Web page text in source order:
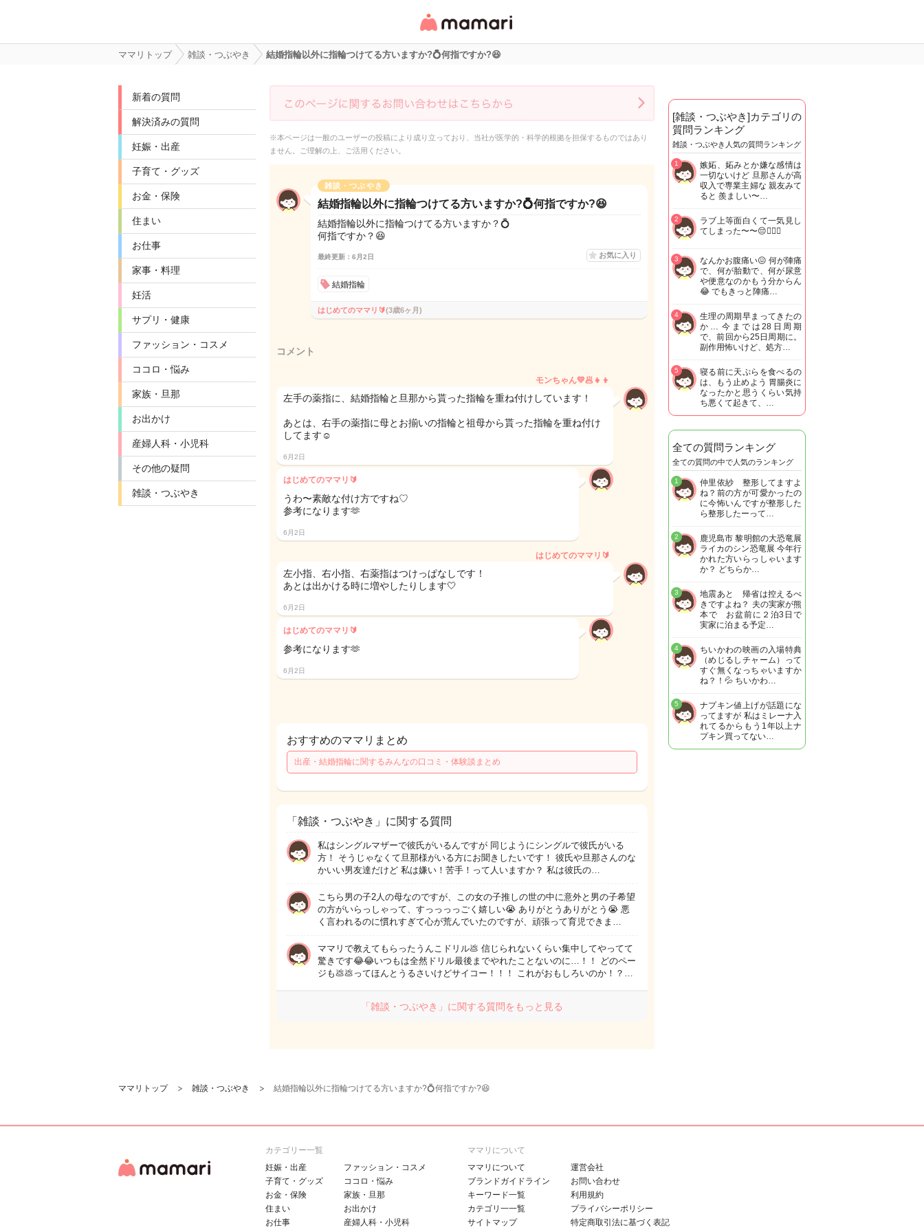
リ・情報サイト
ママリトップ 雑談・つぶやき 結婚指輪以外に指輪つけてる方いますか?💍何指ですか?😆
新着の質問
解決済みの質問
妊娠・出産
子育て・グッズ
お金・保険
住まい
お仕事
家事・料理
妊活
サプリ・健康
ファッション・コスメ
ココロ・悩み
家族・旦那
お出かけ
産婦人科・小児科
その他の疑問
雑談・つぶやき
※本ページは一般のユーザーの投稿により成り立っており、当社が医学的・科学的根拠を担保するものではあり
ません。ご理解の上、ご活用ください。
雑談・つぶやき
結婚指輪以外に指輪つけてる方いますか?💍何指ですか?😆
結婚指輪以外に指輪つけてる方いますか？💍
何指ですか？😆
最終更新：6月2日 お気に入り
結婚指輪
はじめてのママリ🔰(3歳6ヶ月)
コメント
モンちゃん💛🥟👧👦
左手の薬指に、結婚指輪と旦那から貰った指輪を重ね付けしています！
あとは、右手の薬指に母とお揃いの指輪と祖母から貰った指輪を重ね付け
してます☺️
6月2日
はじめてのママリ🔰
うわ〜素敵な付け方ですね♡
参考になります🫶
6月2日
はじめてのママリ🔰
左小指、右小指、右薬指はつけっぱなしです！
あとは出かける時に増やしたりします‎🤍
6月2日
はじめてのママリ🔰
参考になります🫶
6月2日
おすすめのママリまとめ
出産・結婚指輪に関するみんなの口コミ・体験談まとめ
「雑談・つぶやき」に関する質問
私はシングルマザーで彼氏がいるんですが 同じようにシングルで彼氏がいる
方！ そうじゃなくて旦那様がいる方にお聞きしたいです！ 彼氏や旦那さんのな
かいい男友達だけど 私は嫌い！苦手！って人いますか？ 私は彼氏の…
こちら男の子2人の母なのですが、この女の子推しの世の中に意外と男の子希望
の方がいらっしゃって、すっっっっごく嬉しい😭 ありがとうありがとう😭 悪
く言われるのに慣れすぎて心が荒んでいたのですが、頑張って育児できま…
ママリで教えてもらったうんこドリル💩 信じられないくらい集中してやってて
驚きです😂😂いつもは全然ドリル最後までやれたことないのに…！！ どのペー
ジも💩💩ってほんとうるさいけどサイコー！！！ これがおもしろいのか！？…
「雑談・つぶやき」に関する質問をもっと見る
[雑談・つぶやき]カテゴリの
質問ランキング
雑談・つぶやき人気の質問ランキング
嫉妬、妬みとか嫌な感情は
一切ないけど 旦那さんが高
収入で専業主婦な 親友みて
ると 羨ましい〜…
1
ラブ上等面白くて一気見し
てしまった〜〜😔🫩🫶🏼
2
なんかお腹痛い😖 何が陣痛
で、何が胎動で、何が尿意
や便意なのかもう分からん
😂 でもきっと陣痛…
3
生理の周期早まってきたの
か… 今までは28日周期
で、前回から25日周期に。
副作用怖いけど、処方…
4
寝る前に天ぷらを食べるの
は、もう止めよう 胃腸炎に
なったかと思うくらい気持
ち悪くて起きて、…
5
全ての質問ランキング
全ての質問の中で人気のランキング
仲里依紗 整形してますよ
ね？前の方が可愛かったの
に今怖いんですが整形した
ら整形したーって…
1
鹿児島市 黎明館の大恐竜展
ライカのシン恐竜展 今年行
かれた方いらっしゃいます
か？ どちらか…
2
地震あと 帰省は控えるべ
きですよね？ 夫の実家が熊
本で お盆前に２泊3日で
実家に泊まる予定…
3
ちいかわの映画の入場特典
（めじるしチャーム）って
すぐ無くなっちゃいますか
ね？！💦 ちいかわ…
4
ナプキン値上げが話題にな
ってますが 私はミレーナ入
れてるからもう1年以上ナ
プキン買ってない…
5
ママリトップ 雑談・つぶやき 結婚指輪以外に指輪つけてる方いますか?💍何指ですか?😆
カテゴリー一覧
妊娠・出産
子育て・グッズ
お金・保険
住まい
お仕事
ファッション・コスメ
ココロ・悩み
家族・旦那
お出かけ
産婦人科・小児科
ママリについて
ママリについて
ブランドガイドライン
キーワード一覧
カテゴリ一一覧
サイトマップ
運営会社
お問い合わせ
利用規約
プライバシーポリシー
特定商取引法に基づく表記